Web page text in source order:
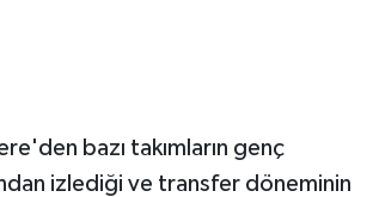
bazı takımların genç
izlediği ve transfer döneminin